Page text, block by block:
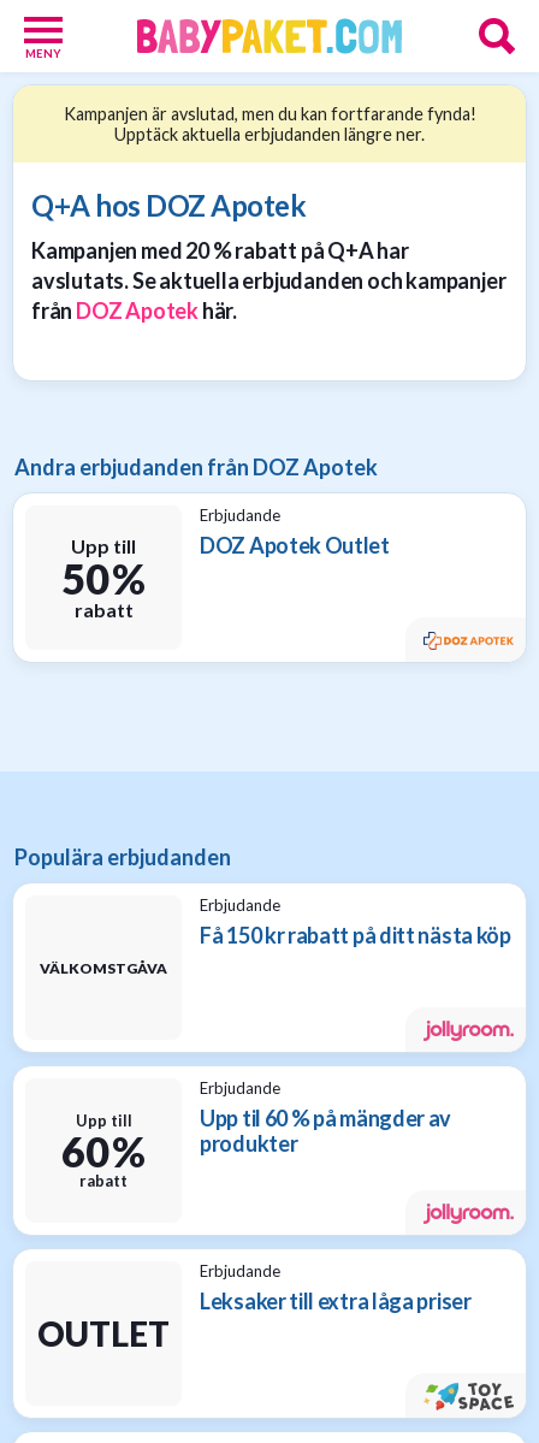
MENY
Kampanjen är avslutad, men du kan fortfarande fynda!
Upptäck aktuella erbjudanden längre ner.
Q+A hos DOZ Apotek
Kampanjen med 20 % rabatt på Q+A har
avslutats. Se aktuella erbjudanden och kampanjer
från DOZ Apotekhär.
Andra erbjudanden från DOZ Apotek
Upp till
50 %
rabatt
Erbjudande
DOZ Apotek Outlet
Populära erbjudanden
VÄLKOMSTGÅVA
Erbjudande
Få 150 kr rabatt på ditt nästa köp
Upp till
60 %
rabatt
Erbjudande
Upp til 60 % på mängder av
produkter
OUTLET
Erbjudande
Leksaker till extra låga priser
Föräldrar
Erbjudanden
Presenttips
15
Personliga
gåvor
Nätbutiker